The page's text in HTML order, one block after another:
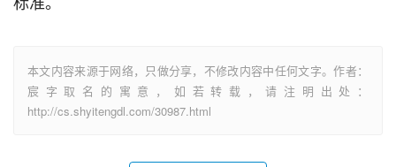
本文内容来源于网络，只做分享，不修改内容中任何文字。作者：
宸字取名的寓意，如若转载，请注明出处：
http://cs.shyitengdl.com/30987.html